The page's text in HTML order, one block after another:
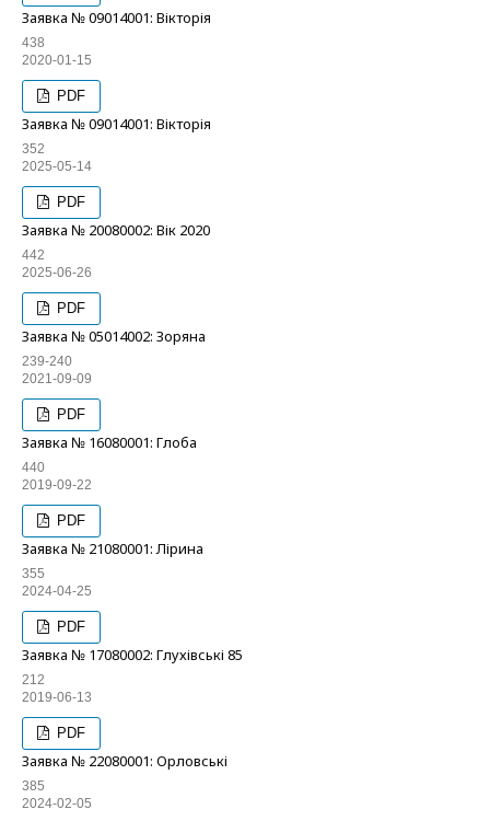
Заявка № 09014001: Вікторія
438
2020-01-15
PDF
Заявка № 09014001: Вікторія
352
2025-05-14
PDF
Заявка № 20080002: Вік 2020
442
2025-06-26
PDF
Заявка № 05014002: Зоряна
239-240
2021-09-09
PDF
Заявка № 16080001: Глоба
440
2019-09-22
PDF
Заявка № 21080001: Лірина
355
2024-04-25
PDF
Заявка № 17080002: Глухівські 85
212
2019-06-13
PDF
Заявка № 22080001: Орловські
385
2024-02-05